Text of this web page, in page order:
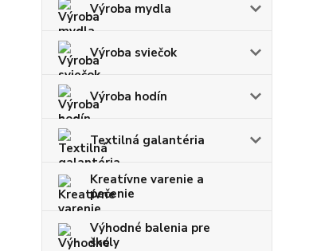
Výroba mydla
Výroba sviečok
Výroba hodín
Textilná galantéria
Kreatívne varenie a
pečenie
Výhodné balenia pre
školy